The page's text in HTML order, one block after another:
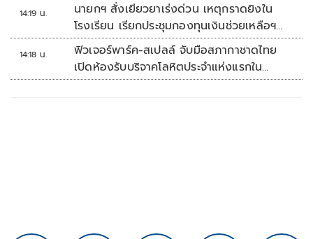
14:19 น.
นายกฯ สั่งเยียวยาเร่งด่วน เหตุกราดยิงใน
โรงเรียน เรียกประชุมกองทุนเงินช่วยเหลือฯ
ทันที
14:18 น.
ฟิวเจอร์พาร์ค-สเปลล์ จับมือสภากาชาดไทย
เปิดห้องรับบริจาคโลหิตประจำแห่งแรกใน
ศูนย์การค้าปทุมธานี